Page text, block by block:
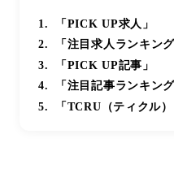
「PICK UP求人」
「注目求人ランキング
「PICK UP記事」
「注目記事ランキング
「TCRU（ティクル